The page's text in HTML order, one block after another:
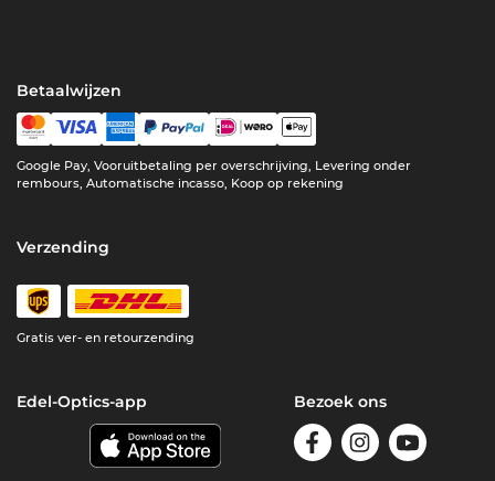
Betaalwijzen
Google Pay, Vooruitbetaling per overschrijving, Levering onder
rembours, Automatische incasso, Koop op rekening
Verzending
Gratis ver- en retourzending
Edel-Optics-app Bezoek ons